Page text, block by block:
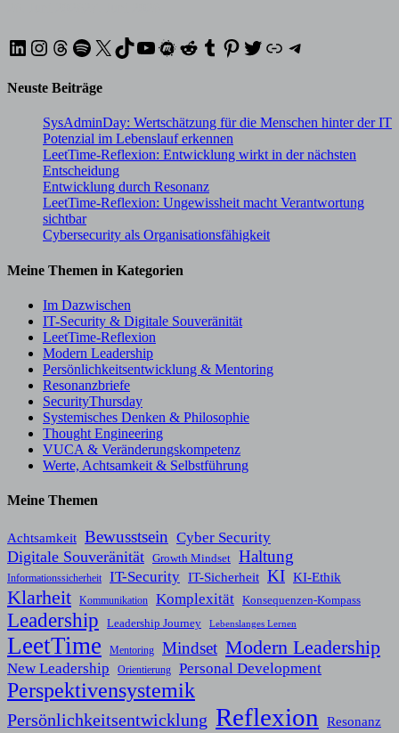
LinkedIn
Instagram
Threads
Spotify
X TikTok
YouTube
Meetup
Reddit
Tumblr
Pinterest
Twitter
XINGTelegram
Neuste Beiträge
SysAdminDay: Wertschätzung für die Menschen hinter der IT
Potenzial im Lebenslauf erkennen
LeetTime-Reflexion: Entwicklung wirkt in der nächsten
Entscheidung
Entwicklung durch Resonanz
LeetTime-Reflexion: Ungewissheit macht Verantwortung
sichtbar
Cybersecurity als Organisationsfähigkeit
Meine Themen in Kategorien
Im Dazwischen
IT-Security & Digitale Souveränität
LeetTime-Reflexion
Modern Leadership
Persönlichkeitsentwicklung & Mentoring
Resonanzbriefe
SecurityThursday
Systemisches Denken & Philosophie
Thought Engineering
VUCA & Veränderungskompetenz
Werte, Achtsamkeit & Selbstführung
Meine Themen
Achtsamkeit Bewusstsein Cyber Security
Digitale Souveränität Growth Mindset Haltung
Informationssicherheit IT-Security IT-Sicherheit KI KI-Ethik
Klarheit Kommunikation Komplexität Konsequenzen-Kompass
Leadership Leadership Journey Lebenslanges Lernen
LeetTime Mentoring Mindset Modern Leadership
New Leadership Orientierung Personal Development
Perspektivensystemik
Persönlichkeitsentwicklung Reflexion Resonanz